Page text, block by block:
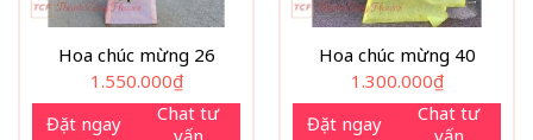
Hoa chúc mừng 26
1.550.000₫
Đặt ngay
Chat tư
vấn
Hoa chúc mừng 40
1.300.000₫
Đặt ngay
Chat tư
vấn